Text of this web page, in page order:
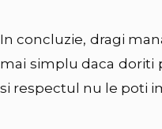
In concluzie, dragi
mai simplu daca doriti
si respectul nu le poti